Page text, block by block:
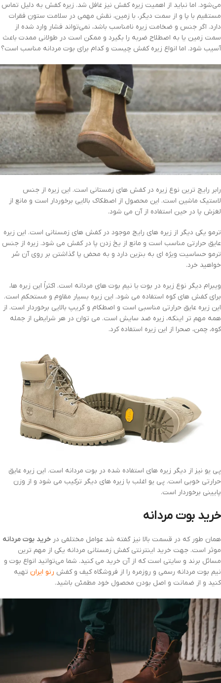
می‌شود. اما نباید از اهمیت زیره کفش نیز غافل شد. زیره کفش به دلیل تماس
مستقیم با پا و از سمت دیگر، با زمین، نقش مهمی در سلامت ستون فقرات
دارد. اگر جنس و ضخامت زیره نامناسب باشد، نمی‌تواند فشار وارد شده از
سمت زمین یا به اصطلاح ضربه را بگیرد و ممکن است در طولانی ممدت باعث
آسیب شود. اما انواع زیره کفش چیست و کدام برای بوت مردانه مناسب است؟
رابر رایج ترین نوع زیره در کفش های زمستانی است. این زیره از جنس
لاستیک ماشین است. این محصول از اصطکاک بالایی برخوردار است و مانع از
لغزش پا در حین استفاده از آن می شود.
ترمو یکی دیگر از زیره های رایج موجود در کفش های زمستانی است. این زیره
عایق حرارتی مناسب است و مانع از یخ زدن پا در کفش می شود. زیره از جنس
ترمو حساسیت ویژه ای به بنزین دارد و به محض پا گذاشتن بر روی آن سُر
خواهید خرد.
ویبرام دیگر نوع زیره در بوت یا نیم بوت های مردانه است. اکثراً این زیره ها،
برای کفش های کوه استفاده می شود. این زیره بسیار مقاوم و مستحکم است.
این زیره عایق حرارتی مناسبی است و اصطکام و گریپ بالایی برخوردار است. از
همه مهم تر اینکه، زیره ضد سایش است. می توان در هر شرایطی از جمله
کوه، چمن، صحرا از این زیره استفاده کرد.
پی یو نیز از دیگر زیره های استفاده شده در بوت مردانه است. این زیره عایق
حرارتی خوبی است. پی یو اغلب با زیره های دیگر ترکیب می شود و از وزن
پایینی برخوردار است.
خرید بوت مردانه
همان طور که در قسمت بالا نیز گفته شد عوامل مختلفی در خرید بوت مردانه
موثر است. جهت خرید اینترنتی کفش زمستانی مردانه یکی از مهم ترین
مسائل برند و سایتی است که از آن خرید می کنید. شما می‌توانید انواع بوت و
نیم بوت مردانه رسمی و روزمره را از فروشگاه کیف و کفش رنو ایران تهیه
کنید و از ضمانت و اصل بودن محصول خود مطمئن باشید.